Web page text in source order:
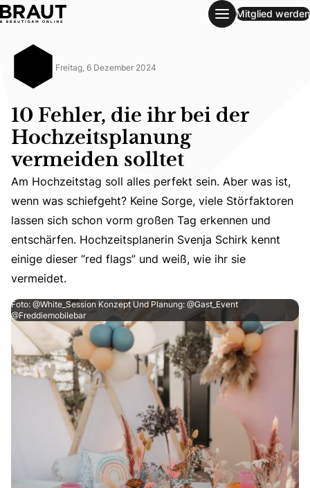
10 Fehler, die ihr bei der Hochzeitsplanung vermeiden
Mitglied werden
Freitag, 6 Dezember 2024
10 Fehler, die ihr bei der
Hochzeitsplanung
vermeiden solltet
Am Hochzeitstag soll alles perfekt sein. Aber was ist,
Am Hochzeitstag soll alles perfekt sein. Aber was ist,
wenn was schiefgeht? Keine Sorge, viele Störfaktoren
lassen sich schon vorm großen Tag erkennen und
entschärfen. Hochzeitsplanerin Svenja Schirk kennt
einige dieser “red flags” und weiß, wie ihr sie
vermeidet.
Foto: @White_Session Konzept Und Planung: @Gast_Event
@Freddiemobilebar